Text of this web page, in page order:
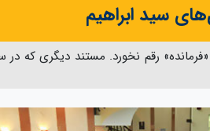
سید ابراهیم
رقم نخورد. مستند دیگری که در